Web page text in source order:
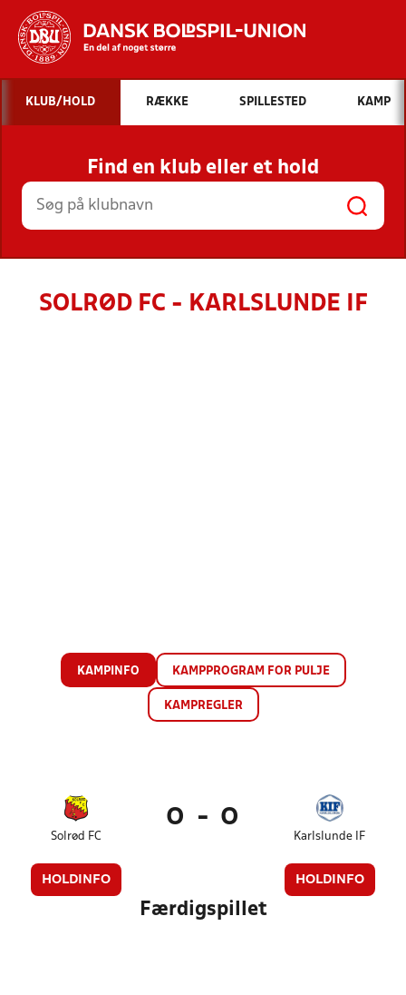
Hvad vil du søge efter?
INDHOLD OG NYHEDER
STILLINGER, RESULTATER, KLUBBER OG
HOLD
KLUB/HOLD RÆKKE SPILLESTED KAMP
Find en klub eller et hold
SOLRØD FC - KARLSLUNDE IF
KAMPINFO KAMPPROGRAM FOR PULJE
KAMPREGLER
Solrød FC
HOLDINFO
0 - 0
Karlslunde IF
HOLDINFO
Færdigspillet